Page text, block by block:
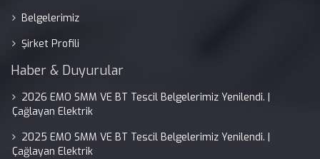
Belgelerimiz
Şirket Profili
Haber & Duyurular
2026 EMO SMM VE BT Tescil Belgelerimiz Yenilendi. |
Çağlayan Elektrik
2025 EMO SMM VE BT Tescil Belgelerimiz Yenilendi. |
Çağlayan Elektrik